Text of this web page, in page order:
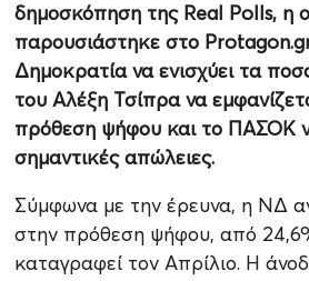
δημοσκόπηση της Real Polls, η
παρουσιάστηκε στο
Δημοκρατία να ενισχύει τα
του Αλέξη Τσίπρα να
πρόθεση ψήφου και το ΠΑΣΟΚ
σημαντικές απώλειες.
Σύμφωνα με την έρευνα, η ΝΔ
στην πρόθεση ψήφου, από
καταγραφεί τον Απρίλιο. Η